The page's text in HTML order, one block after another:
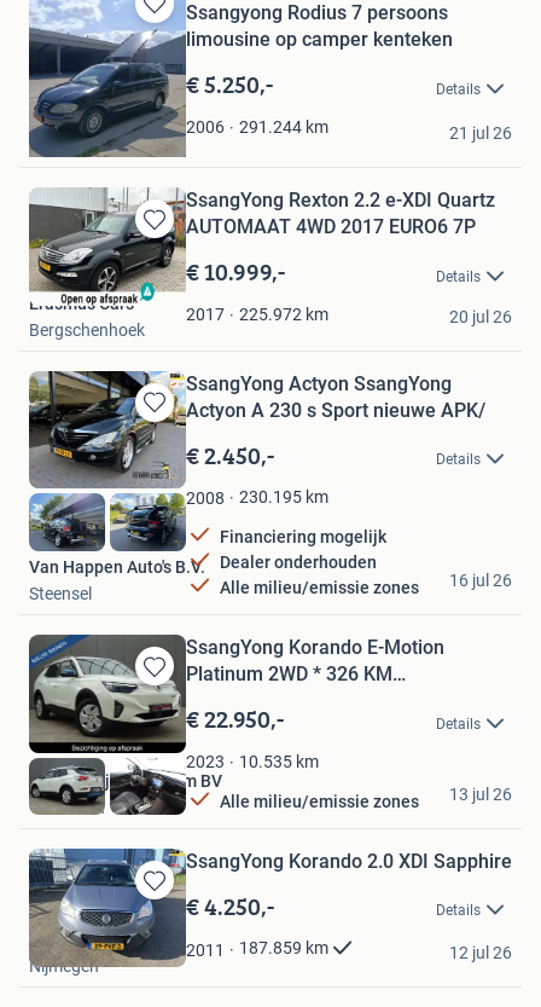
Bewaren
in
Mijn
Favorieten
Ssangyong Rodius 7 persoons
limousine op camper kenteken
€ 5.250,- Details
2006 291.244 km
Camper label
Enkhuizen
21 jul 26
Bewaren
in
Mijn
Favorieten
SsangYong Rexton 2.2 e-XDI Quartz
AUTOMAAT 4WD 2017 EURO6 7P
€ 10.999,- Details
2017 225.972 km
Erasmus Cars
Bergschenhoek
20 jul 26
Bewaren
in
Mijn
Favorieten
SsangYong Actyon SsangYong
Actyon A 230 s Sport nieuwe APK/
€ 2.450,- Details
2008 230.195 km
Financiering mogelijk
Dealer onderhouden
Alle milieu/emissie zones
Van Happen Auto's B.V.
Steensel
16 jul 26
Bewaren
in
Mijn
Favorieten
SsangYong Korando E-Motion
Platinum 2WD * 326 KM
€ 22.950,- Details
2023 10.535 km
Alle milieu/emissie zones
Autobedrijf Jos Priem BV
Vinkeveen
13 jul 26
Bewaren
in
Mijn
Favorieten
SsangYong Korando 2.0 XDI Sapphire
€ 4.250,- Details
2011 187.859 km
Autohandel Riffi
Nijmegen
12 jul 26